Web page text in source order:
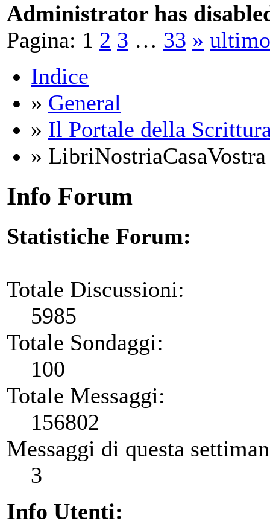
Administrator has
Pagina: 1 2 3 … 33 » ultimo
Indice
» General
» Il Portale della
» LibriNostriaCasaVostra
Info Forum
Statistiche Forum:
Totale Discussioni:
5985
Totale Sondaggi:
100
Totale Messaggi:
156802
Messaggi di questa
3
Info Utenti: